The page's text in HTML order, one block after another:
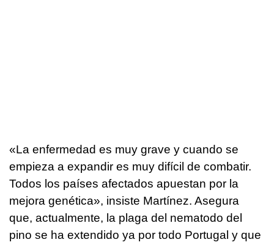
«La enfermedad es muy grave y cuando se
empieza a expandir es muy difícil de combatir.
Todos los países afectados apuestan por la
mejora genética», insiste Martínez. Asegura
que, actualmente, la plaga del nematodo del
pino se ha extendido ya por todo Portugal y que